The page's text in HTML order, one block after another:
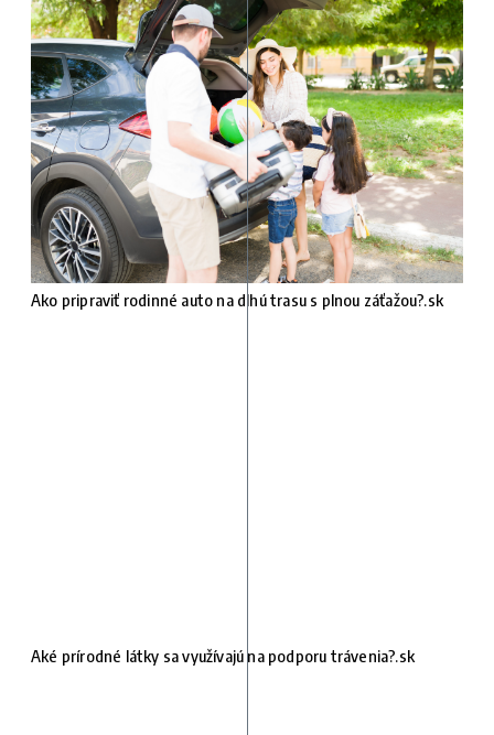
Ako pripraviť rodinné auto na dlhú trasu s plnou záťažou?.sk
Aké prírodné látky sa využívajú na podporu trávenia?.sk